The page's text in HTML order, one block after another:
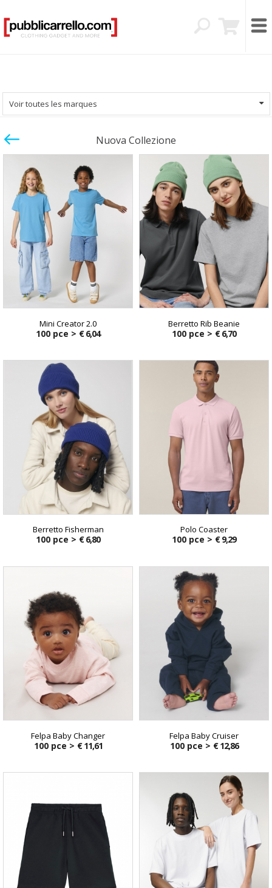
Voir toutes les marques
Nuova Collezione
Mini Creator 2.0
100 pce > € 6,04
Berretto Rib Beanie
100 pce > € 6,70
Berretto Fisherman
100 pce > € 6,80
Polo Coaster
100 pce > € 9,29
Felpa Baby Changer
100 pce > € 11,61
Felpa Baby Cruiser
100 pce > € 12,86